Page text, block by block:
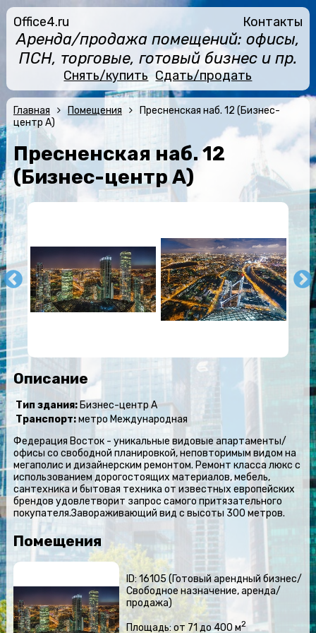
Office4.ru Контакты
Аренда/продажа помещений: офисы,
ПСН, торговые, готовый бизнес и пр.
Снять/купить Сдать/продать
Главная Помещения
Пресненская наб. 12 (Бизнес-
центр А)
Пресненская наб. 12
(Бизнес-центр А)
Описание
Тип здания:Бизнес-центр А
Транспорт:метро Международная
Федерация Восток - уникальные видовые апартаменты/
офисы со свободной планировкой, неповторимым видом на
мегаполис и дизайнерским ремонтом. Ремонт класса люкс с
использованием дорогостоящих материалов, мебель,
сантехника и бытовая техника от известных европейских
брендов удовлетворит запрос самого притязательного
покупателя.Завораживающий вид с высоты 300 метров.
Помещения
ID: 16105 (Готовый арендный бизнес/
Свободное назначение, аренда/
продажа)
Площадь: от 71 до 400 м2